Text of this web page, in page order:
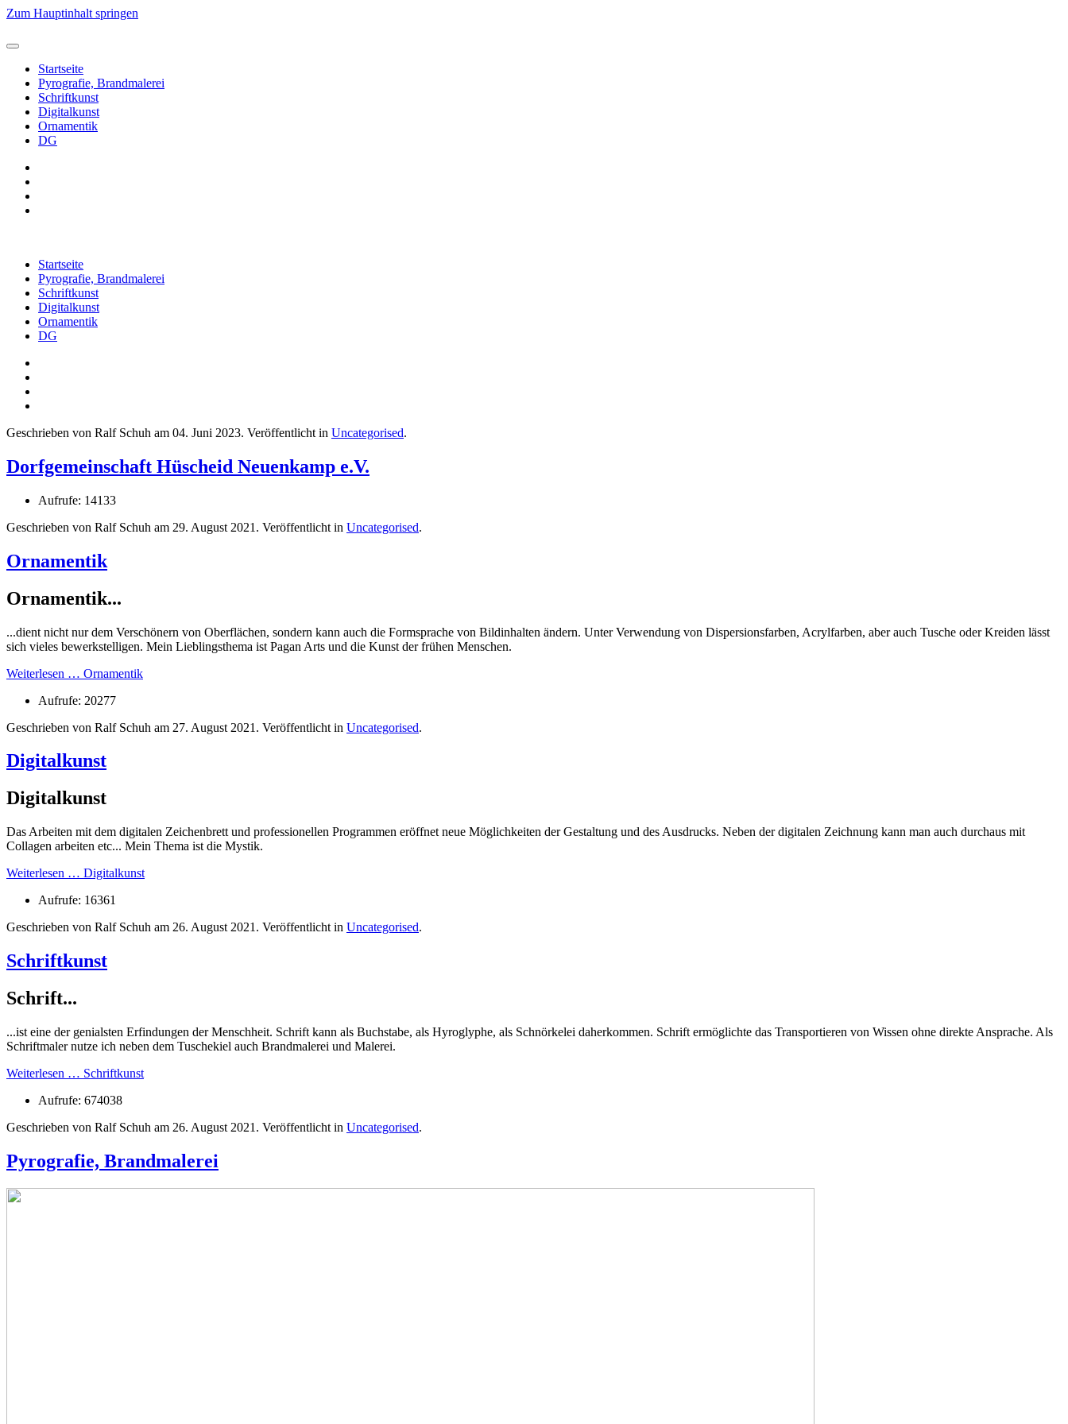
Zum Hauptinhalt springen
Startseite
Pyrografie, Brandmalerei
Schriftkunst
Digitalkunst
Ornamentik
DG
Startseite
Pyrografie, Brandmalerei
Schriftkunst
Digitalkunst
Ornamentik
DG
Geschrieben von Ralf Schuh am 04. Juni 2023. Veröffentlicht in Uncategorised.
Dorfgemeinschaft Hüscheid Neuenkamp e.V.
Aufrufe: 14133
Geschrieben von Ralf Schuh am 29. August 2021 . Veröffentlicht in Uncategorised.
Ornamentik
Ornamentik...
...dient nicht nur dem Verschönern von Oberflächen, sondern kann auch die Formsprache von Bildinhalten ändern. Unter Verwendung von Dispersionsfarben, Acrylfarben, aber auch Tusche oder Kreiden lässt
sich vieles bewerkstelligen. Mein Lieblingsthema ist Pagan Arts und die Kunst der frühen Menschen.
Weiterlesen … Ornamentik
Aufrufe: 20277
Geschrieben von Ralf Schuh am 27. August 2021 . Veröffentlicht in Uncategorised.
Digitalkunst
Digitalkunst
Das Arbeiten mit dem digitalen Zeichenbrett und professionellen Programmen eröffnet neue Möglichkeiten der Gestaltung und des Ausdrucks. Neben der digitalen Zeichnung kann man auch durchaus mit
Collagen arbeiten etc... Mein Thema ist die Mystik.
Weiterlesen … Digitalkunst
Aufrufe: 16361
Geschrieben von Ralf Schuh am 26. August 2021 . Veröffentlicht in Uncategorised.
Schriftkunst
Schrift...
...ist eine der genialsten Erfindungen der Menschheit. Schrift kann als Buchstabe, als Hyroglyphe, als Schnörkelei daherkommen. Schrift ermöglichte das Transportieren von Wissen ohne direkte Ansprache. Als
Schriftmaler nutze ich neben dem Tuschekiel auch Brandmalerei und Malerei.
Weiterlesen … Schriftkunst
Aufrufe: 674038
Geschrieben von Ralf Schuh am 26. August 2021 . Veröffentlicht in Uncategorised.
Pyrografie, Brandmalerei